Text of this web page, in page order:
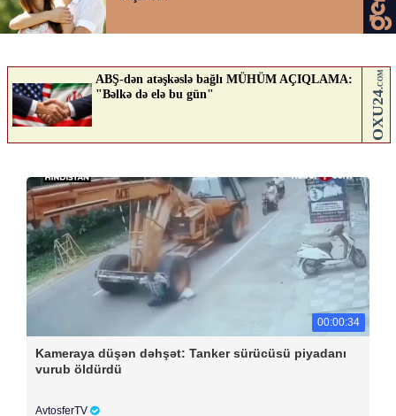
00:00:34
Kameraya düşən dəhşət: Tanker sürücüsü piyadanı
vurub öldürdü
AvtosferTV